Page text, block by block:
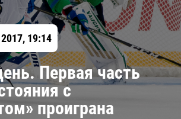
19:14
Первая часть
с
проиграна